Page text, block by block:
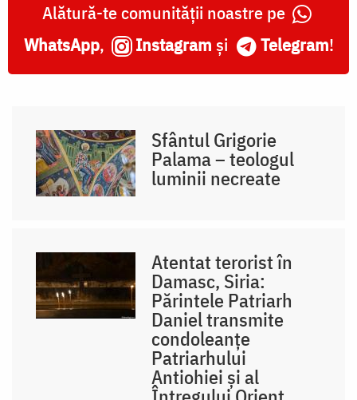
Alătură-te comunității noastre pe
WhatsApp, Instagram și Telegram!
Sfântul Grigorie
Palama – teologul
luminii necreate
Atentat terorist în
Damasc, Siria:
Părintele Patriarh
Daniel transmite
condoleanțe
Patriarhului
Antiohiei și al